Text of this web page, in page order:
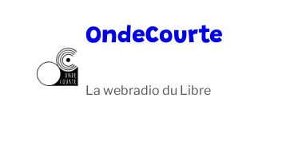
OndeCourte
La webradio du Libre